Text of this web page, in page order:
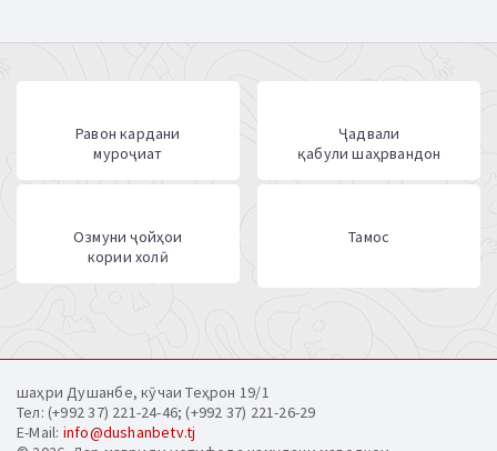
Равон кардани
муроҷиат
Ҷадвали
қабули шаҳрвандон
Озмуни ҷойҳои
кории холӣ
Тамос
шаҳри Душанбе, кӯчаи Теҳрон 19/1
Тел: (+992 37) 221-24-46; (+992 37) 221-26-29
E-Mail: info@dushanbetv.tj